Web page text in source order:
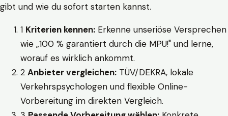
gibt und wie du sofort starten kannst.
1 Kriterien kennen: Erkenne unseriöse Versprechen
wie „100 % garantiert durch die MPU!" und lerne,
worauf es wirklich ankommt.
2 Anbieter vergleichen: TÜV/DEKRA, lokale
Verkehrspsychologen und flexible Online-
Vorbereitung im direkten Vergleich.